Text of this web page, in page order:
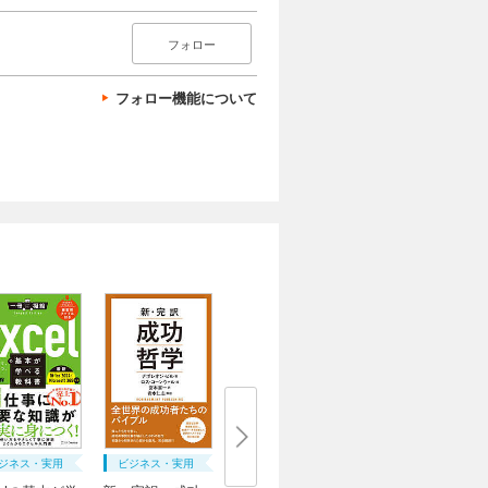
フォロー
フォロー機能について
ネス・実用 ビジネス・実用